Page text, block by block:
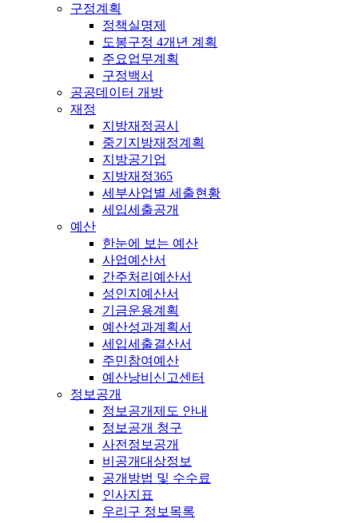
구정계획
정책실명제
도봉구정 4개년 계획
주요업무계획
구정백서
공공데이터 개방
재정
지방재정공시
중기지방재정계획
지방공기업
지방재정365
세부사업별 세출현황
세입세출공개
예산
한눈에 보는 예산
사업예산서
간주처리예산서
성인지예산서
기금운용계획
예산성과계획서
세입세출결산서
주민참여예산
예산낭비신고센터
정보공개
정보공개제도 안내
정보공개 청구
사전정보공개
비공개대상정보
공개방법 및 수수료
인사지표
우리구 정보목록